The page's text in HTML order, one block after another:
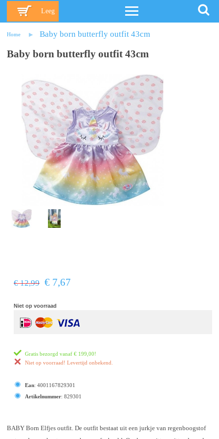
Leeg
Home Baby born butterfly outfit 43cm
Baby born butterfly outfit 43cm
€ 12,99 € 7,67
Niet op voorraad
Gratis bezorgd vanaf € 199,00!
Niet op voorraad! Levertijd onbekend.
Ean: 4001167829301
Artikelnummer: 829301
BABY Born Elfjes outfit. De outfit bestaat uit een jurkje van regenboogstof